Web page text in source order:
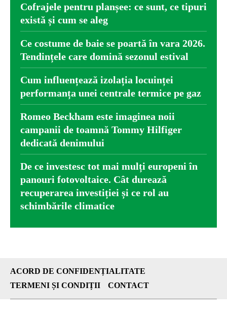
Cofrajele pentru planșee: ce sunt, ce tipuri
există și cum se aleg
Ce costume de baie se poartă în vara 2026.
Tendințele care domină sezonul estival
Cum influențează izolația locuinței
performanța unei centrale termice pe gaz
Romeo Beckham este imaginea noii
campanii de toamnă Tommy Hilfiger
dedicată denimului
De ce investesc tot mai mulți europeni în
panouri fotovoltaice. Cât durează
recuperarea investiției și ce rol au
schimbările climatice
ACORD DE CONFIDENȚIALITATE
TERMENI ȘI CONDIȚII
CONTACT